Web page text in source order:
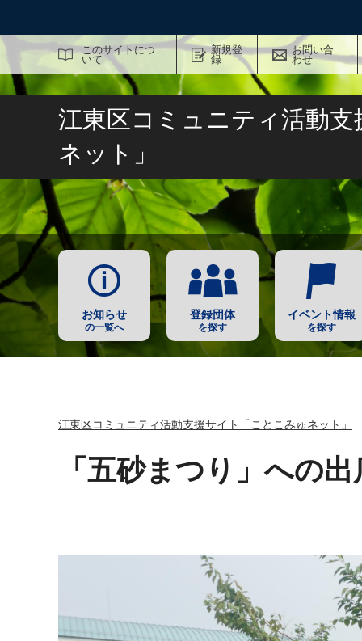
このサイトにつ
いて
新規登
録
お問い合
わせ
サイト内検索
江東区コミュニティ活動
ネット」
お知らせ
の一覧へ
登録団体
を探す
イベント情報
を探す
江東区コミュニティ活動支援サイト「ことこみゅネット」
「五砂まつり」への